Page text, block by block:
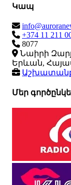
Կապ
+374 11 211
8077
Նաիրի
Երևան,
Մեր